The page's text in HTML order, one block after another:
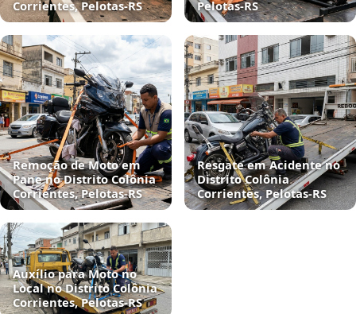
Corrientes, Pelotas‑RS
Pelotas‑RS
Remoção de Moto em
Pane no Distrito Colônia
Corrientes, Pelotas‑RS
Resgate em Acidente no
Distrito Colônia
Corrientes, Pelotas‑RS
Auxílio para Moto no
Local no Distrito Colônia
Corrientes, Pelotas‑RS